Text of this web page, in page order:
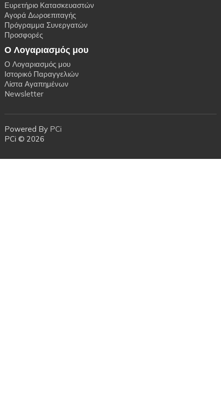
Ευρετήριο Κατασκευαστών
Αγορά Δωροεπιταγής
Πρόγραμμα Συνεργατών
Προσφορές
Ο Λογαριασμός μου
Ο Λογαριασμός μου
Ιστορικό Παραγγελιών
Λίστα Αγαπημένων
Newsletter
Powered By PCi
PCi © 2026